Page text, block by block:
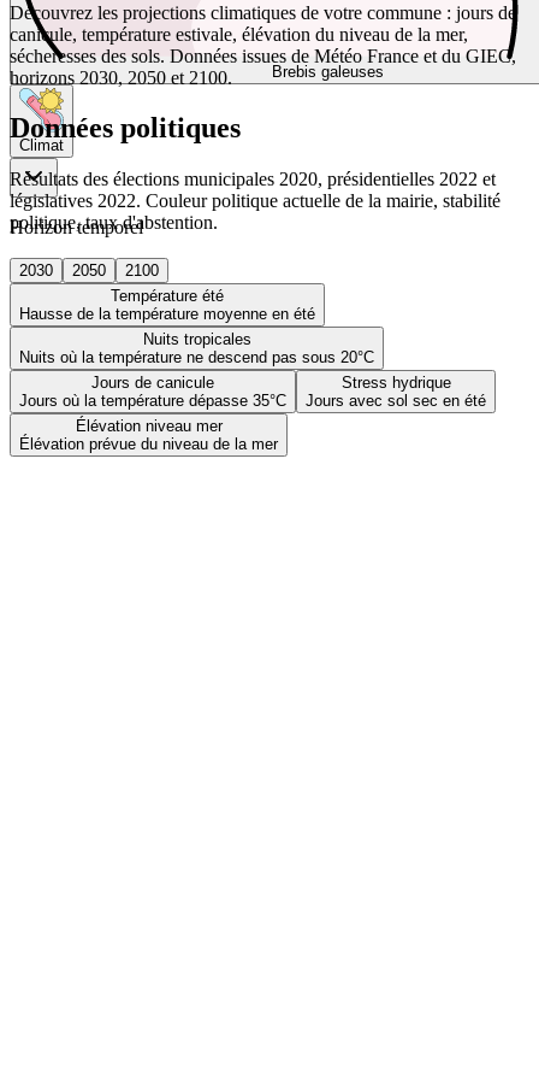
Brebis galeuses
Climat
Horizon temporel
2030 2050
2100
Température été
Hausse de la température moyenne en été
Nuits tropicales
Nuits où la température ne descend pas sous 20°C
Jours de canicule
Jours où la température dépasse 35°C
Stress hydrique
Jours avec sol sec en été
Élévation niveau mer
Élévation prévue du niveau de la mer
Découvrez les projections climatiques de votre commune : jours de
canicule, température estivale, élévation du niveau de la mer,
sécheresses des sols. Données issues de Météo France et du GIEC,
horizons 2030, 2050 et 2100.
Données politiques
Résultats des élections municipales 2020, présidentielles 2022 et
législatives 2022. Couleur politique actuelle de la mairie, stabilité
politique, taux d'abstention.